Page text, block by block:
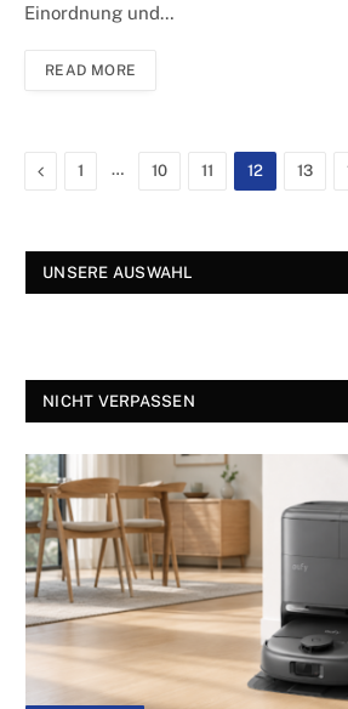
Einordnung und…
READ MORE
Previous
1 … 10 11 12 13
UNSERE AUSWAHL
NICHT VERPASSEN